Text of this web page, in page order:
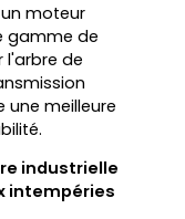
un moteur
gamme de
l'arbre de
une meilleure
industrielle
intempéries